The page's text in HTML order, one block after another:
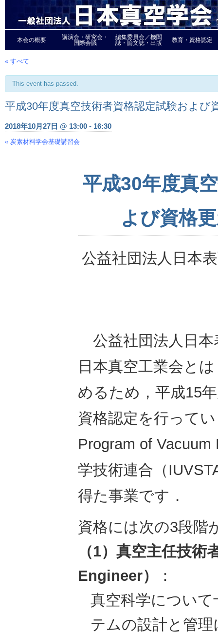
本会の概要
講演会・研究会・
国際会議
編集委員会／機関
誌・論文誌・出版
教育・資格認定
« すべて
This event has passed.
平成30年度真空技術者資格認定試験および
2018年10月27日 @ 13:00 - 16:30
Event
« 炭素材料学会基礎講習会
平成30年度真
よび資格
公益社団法人日本
公益社団法人日
日本真空工業会と
めるため，平成15
資格認定を行って
Program of
学技術連合（
得た事業です．
資格には次の3段階
（1）真空主任技
Engineer）
：
真空科学につい
テムの設計と管